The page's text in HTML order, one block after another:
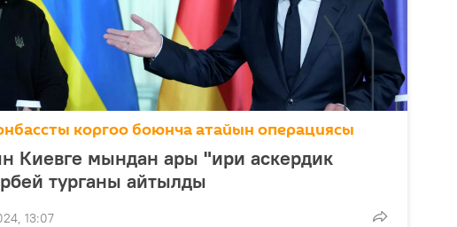
коргоо боюнча атайын операциясы
Киевге мындан ары "ири аскердик
турганы айтылды
13:07